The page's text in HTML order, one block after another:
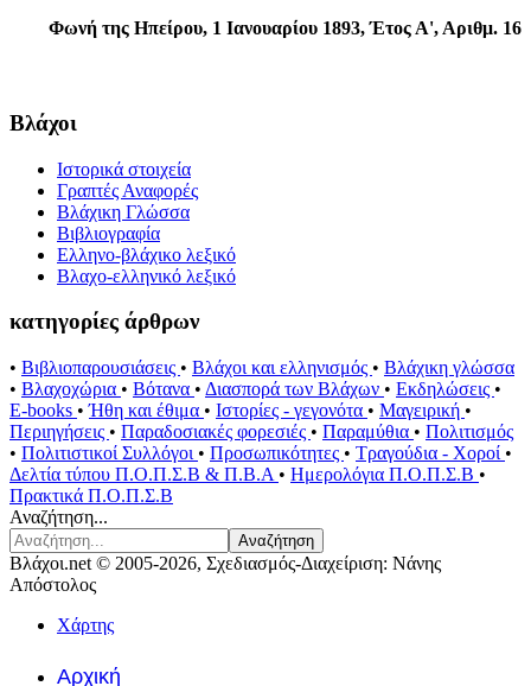
Φωνή της Ηπείρου, 1 Ιανουαρίου 1893, Έτος Α', Αριθμ. 16
Βλάχοι
Ιστορικά στοιχεία
Γραπτές Αναφορές
Βλάχικη Γλώσσα
Βιβλιογραφία
Ελληνο-βλάχικο λεξικό
Βλαχο-ελληνικό λεξικό
κατηγορίες άρθρων
• Βιβλιοπαρουσιάσεις • Βλάχοι και ελληνισμός • Βλάχικη γλώσσα
• Βλαχοχώρια • Βότανα • Διασπορά των Βλάχων • Εκδηλώσεις •
E-books •Ήθη και έθιμα • Ιστορίες - γεγονότα • Μαγειρική •
Περιηγήσεις • Παραδοσιακές φορεσιές • Παραμύθια • Πολιτισμός
• Πολιτιστικοί Συλλόγοι • Προσωπικότητες • Τραγούδια - Χοροί •
Δελτία τύπου Π.Ο.Π.Σ.Β & Π.Β.Α • Ημερολόγια Π.Ο.Π.Σ.Β •
Πρακτικά Π.Ο.Π.Σ.Β
Αναζήτηση...
Αναζήτηση
Βλάχοι.net © 2005-2026, Σχεδιασμός-Διαχείριση: Νάνης
Απόστολος
Χάρτης
Αρχική